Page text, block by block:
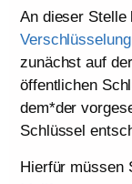
An dieser Stelle
Verschlüsselung
zunächst auf
öffentlichen
dem*der
Schlüssel
Hierfür müssen